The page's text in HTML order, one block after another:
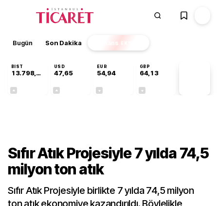
Bugün Son Dakika Finans EKSTRA
BIST
13.798,82
USD
47,65
EUR
54,94
GBP
64,13
Sıfır Atık Projesiyle 7 yılda 74,5
milyon ton atık
Sıfır Atık Projesiyle birlikte 7 yılda 74,5 milyon
ton atık ekonomiye kazandırıldı. Böylelikle